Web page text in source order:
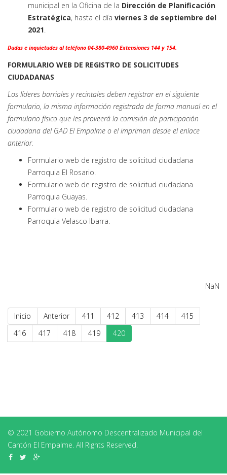
municipal en la Oficina de la Dirección de Planificación
Estratégica, hasta el día viernes 3 de septiembre del
2021.
Dudas e inquietudes al teléfono 04-380-4960 Extensiones 144 y 154.
FORMULARIO WEB DE REGISTRO DE SOLICITUDES
CIUDADANAS
Los líderes barriales y recintales deben registrar en el siguiente
formulario, la misma información registrada de forma manual en el
formulario físico que les proveerá la comisión de participación
ciudadana del GAD El Empalme o el impriman desde el enlace
anterior.
Formulario web de registro de solicitud ciudadana
Parroquia El Rosario.
Formulario web de registro de solicitud ciudadana
Parroquia Guayas.
Formulario web de registro de solicitud ciudadana
Parroquia Velasco Ibarra.
NaN
Inicio Anterior 411 412 413 414
415
416
417 418 419 420
© 2021 Gobierno Autónomo Descentralizado Municipal del
Cantón El Empalme. All Rights Reserved.